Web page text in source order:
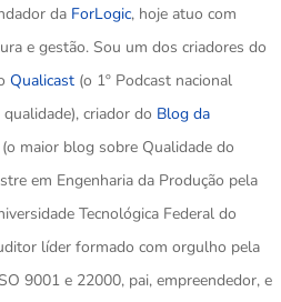
da ForLogic, hoje atuo com
e gestão. Sou um dos criadores do
Qualicast (o 1º Podcast nacional
criador do Blog da
(o maior blog sobre Qualidade do
em Engenharia da Produção pela
Tecnológica Federal do
líder formado com orgulho pela
9001 e 22000, pai, empreendedor, e